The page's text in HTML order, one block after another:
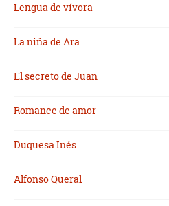
Lengua de vívora
La niña de Ara
El secreto de Juan
Romance de amor
Duquesa Inés
Alfonso Queral